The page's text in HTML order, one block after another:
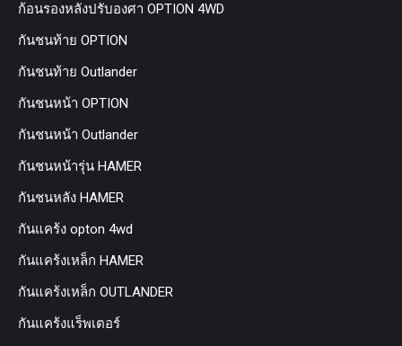
ก้อนรองหลังปรับองศา OPTION 4WD
กันชนท้าย OPTION
กันชนท้าย Outlander
กันชนหน้า OPTION
กันชนหน้า Outlander
กันชนหน้ารุ่น HAMER
กันชนหลัง HAMER
กันแคร้ง opton 4wd
กันแคร้งเหล็ก HAMER
กันแคร้งเหล็ก OUTLANDER
กันแคร้งแร็พเตอร์